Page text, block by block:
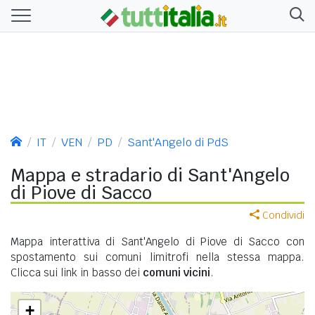
IT VEN PD Sant'Angelo di PdS
Mappa e stradario di Sant'Angelo
di Piove di Sacco
Condividi
Mappa interattiva di Sant'Angelo di Piove di Sacco con
spostamento sui comuni limitrofi nella stessa mappa.
Clicca sui link in basso dei comuni vicini.
+